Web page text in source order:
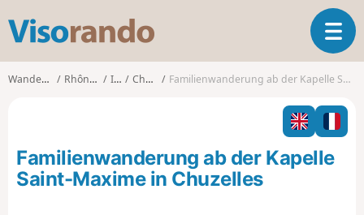
s
o
T
o
g
l
n
a
Wanderungen Rhône-Alpes Isère Chuzelles Familienwanderung ab der Kapelle Saint-Maxime in Chuzelles
Familienwanderung ab der Kapelle
Saint-Maxime in Chuzelles